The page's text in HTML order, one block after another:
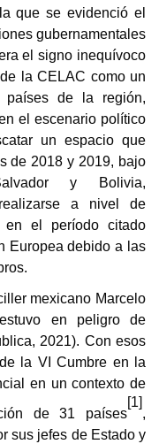
que se evidenció el
gubernamentales
el signo inequívoco
la CELAC como un
países de la región,
el escenario político
un espacio que
de 2018 y 2019, bajo
y Bolivia,
a nivel de
en el período citado
Europea debido a las
mexicano Marcelo
en peligro de
2021). Con esos
la VI Cumbre en la
en un contexto de
de 31 países
[1]
,
sus jefes de Estado y